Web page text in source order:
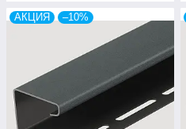
АКЦИЯ –10%